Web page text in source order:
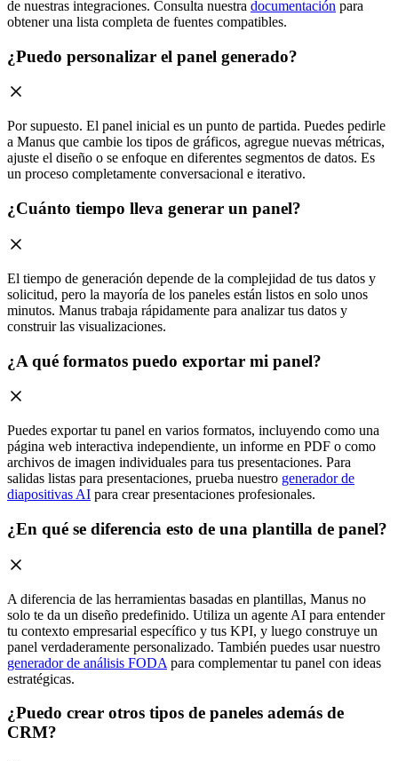
de nuestras integraciones. Consulta nuestra documentación para
obtener una lista completa de fuentes compatibles.
¿Puedo personalizar el panel generado?
Por supuesto. El panel inicial es un punto de partida. Puedes pedirle
a Manus que cambie los tipos de gráficos, agregue nuevas métricas,
ajuste el diseño o se enfoque en diferentes segmentos de datos. Es
un proceso completamente conversacional e iterativo.
¿Cuánto tiempo lleva generar un panel?
El tiempo de generación depende de la complejidad de tus datos y
solicitud, pero la mayoría de los paneles están listos en solo unos
minutos. Manus trabaja rápidamente para analizar tus datos y
construir las visualizaciones.
¿A qué formatos puedo exportar mi panel?
Puedes exportar tu panel en varios formatos, incluyendo como una
página web interactiva independiente, un informe en PDF o como
archivos de imagen individuales para tus presentaciones. Para
salidas listas para presentaciones, prueba nuestro generador de
diapositivas AI para crear presentaciones profesionales.
¿En qué se diferencia esto de una plantilla de panel?
A diferencia de las herramientas basadas en plantillas, Manus no
solo te da un diseño predefinido. Utiliza un agente AI para entender
tu contexto empresarial específico y tus KPI, y luego construye un
panel verdaderamente personalizado. También puedes usar nuestro
generador de análisis FODA para complementar tu panel con ideas
estratégicas.
¿Puedo crear otros tipos de paneles además de
CRM?